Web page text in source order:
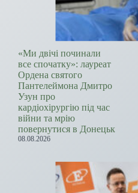
«Ми двічі починали
все спочатку»: лауреат
Ордена святого
Пантелеймона Дмитро
Узун про
кардіохірургію під час
війни та мрію
повернутися в Донецьк
08.08.2026